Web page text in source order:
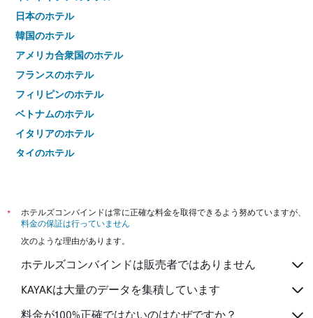
日本のホテル
韓国のホテル
アメリカ合衆国のホテル
フランスのホテル
フィリピンのホテル
ベトナムのホテル
イタリアのホテル
タイのホテル
*
ホテルズコンバインドは常に正確な料金を取得できるよう努めていますが、
料金の保証は行っていません
次のような理由があります。
ホテルズコンバインドは販売者ではありません
KAYAKは大量のデータを集積しています
料金が100%正確ではないのはなぜですか？